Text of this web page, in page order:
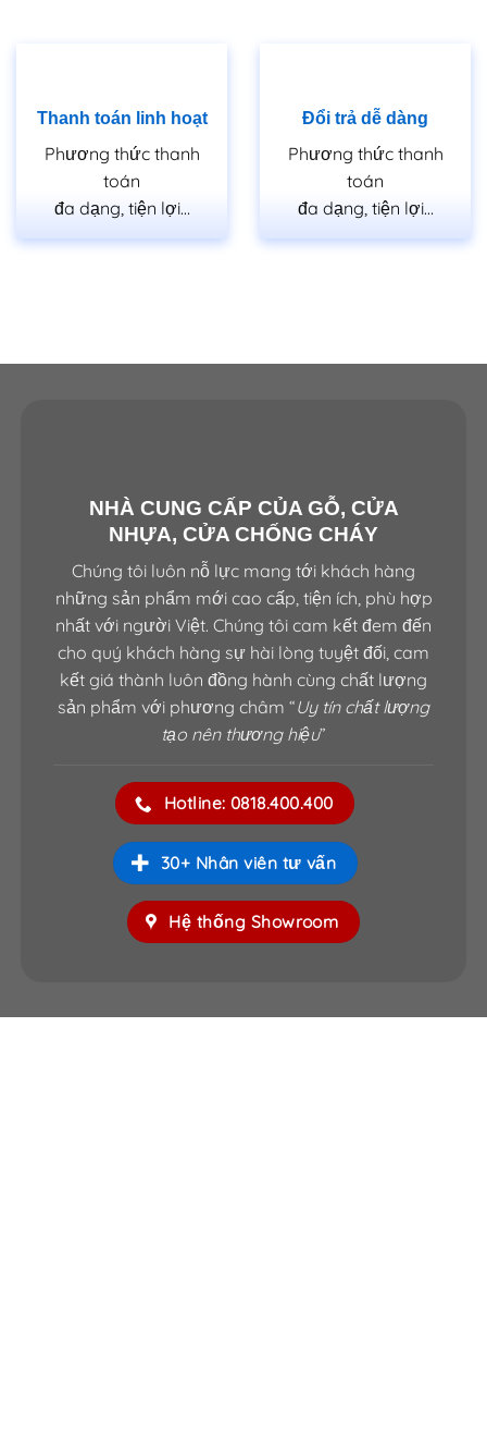
Thanh toán linh hoạt
Phương thức thanh
toán
đa dạng, tiện lợi…
Đổi trả dễ dàng
Phương thức thanh
toán
đa dạng, tiện lợi…
NHÀ CUNG CẤP CỦA GỖ, CỬA
NHỰA, CỬA CHỐNG CHÁY
Chúng tôi luôn nỗ lực mang tới khách hàng
những sản phẩm mới cao cấp, tiện ích, phù hợp
nhất với người Việt. Chúng tôi cam kết đem đến
cho quý khách hàng sự hài lòng tuyệt đối, cam
kết giá thành luôn đồng hành cùng chất lượng
sản phẩm với phương châm “Uy tín chất lượng
tạo nên thương hiệu”
Hotline: 0818.400.400
30+ Nhân viên tư vấn
Hệ thống Showroom